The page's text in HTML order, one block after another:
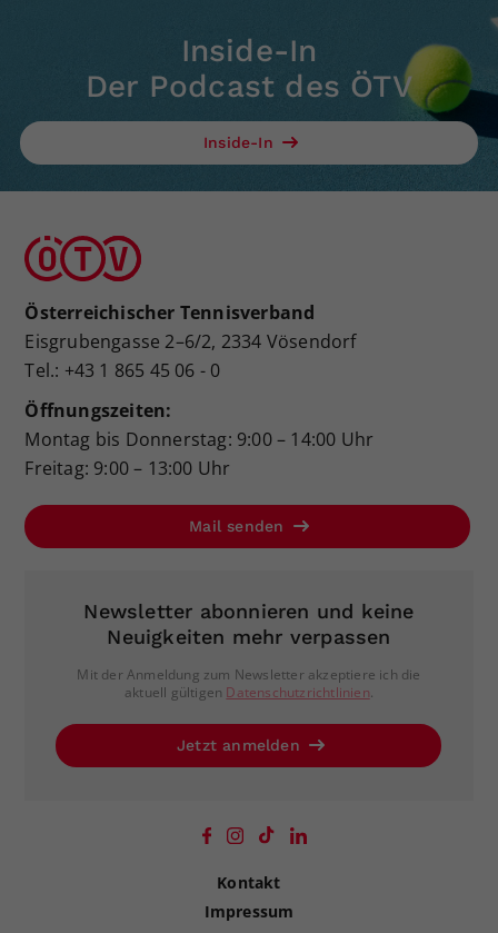
Inside-In
Der Podcast des ÖTV
Inside-In
Österreichischer Tennisverband
Eisgrubengasse 2–6/2, 2334 Vösendorf
Tel.: +43 1 865 45 06 - 0
Öffnungszeiten:
Montag bis Donnerstag: 9:00 – 14:00 Uhr
Freitag: 9:00 – 13:00 Uhr
Mail senden
Newsletter abonnieren und keine
Neuigkeiten mehr verpassen
Mit der Anmeldung zum Newsletter akzeptiere ich die
aktuell gültigen Datenschutzrichtlinien.
Jetzt anmelden
Kontakt
Impressum